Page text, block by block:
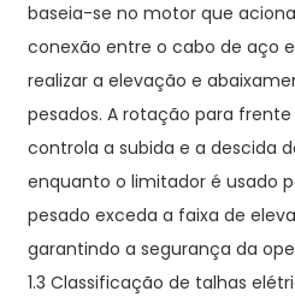
baseia-se no motor que
conexão entre o cabo de aço
realizar a elevação e
pesados. A rotação para
controla a subida e a descida
enquanto o limitador é usado
pesado exceda a faixa de
garantindo a segurança da
1.3 Classificação de talhas